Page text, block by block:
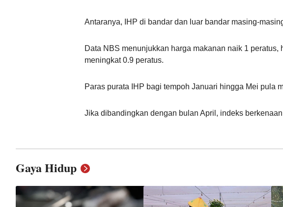
Antaranya, IHP di bandar dan luar bandar masing-
Data NBS menunjukkan harga makanan naik 1
meningkat 0.9 peratus.
Paras purata IHP bagi tempoh Januari hingga Mei pula
Jika dibandingkan dengan bulan April, indeks
Gaya Hidup